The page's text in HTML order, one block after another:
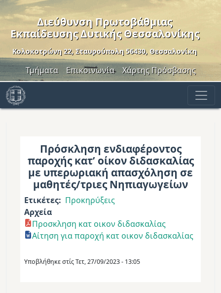
Παράκαμψη προς το κυρίως περιεχόμενο
Διεύθυνση Πρωτοβάθμιας
Εκπαίδευσης Δυτικής Θεσσαλονίκης
Κολοκοτρώνη 22, Σταυρούπολη 56430, Θεσσαλονίκη
Header Menu
Τμήματα Επικοινωνία Χάρτης Πρόσβασης
Πρόσκληση ενδιαφέροντος
παροχής κατ’ οίκον διδασκαλίας
με υπερωριακή απασχόληση σε
μαθητές/τριες Νηπιαγωγείων
Ετικέτες
Προκηρύξεις
Αρχεία
Προσκληση κατ οικον διδασκαλίας
Αίτηση για παροχή κατ οικον διδασκαλίας
Υποβλήθηκε στίςΤετ, 27/09/2023 - 13:05